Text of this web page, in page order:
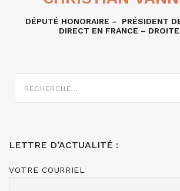
DÉPUTÉ HONORAIRE – PRÉSIDENT
DIRECT EN FRANCE –
SUR
LETTRE D’ACTUALITÉ :
VOTRE COURRIEL